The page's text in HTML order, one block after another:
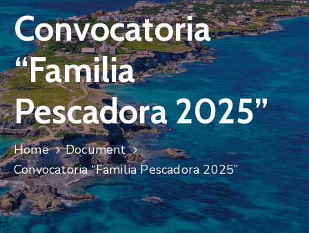
OIC
Transparencia
Comunicación
Contabilidad
REMTYS
REMURE
SIA
Convocatoria
“Familia
Pescadora 2025”
Home
Document
Convocatoria “Familia Pescadora 2025”